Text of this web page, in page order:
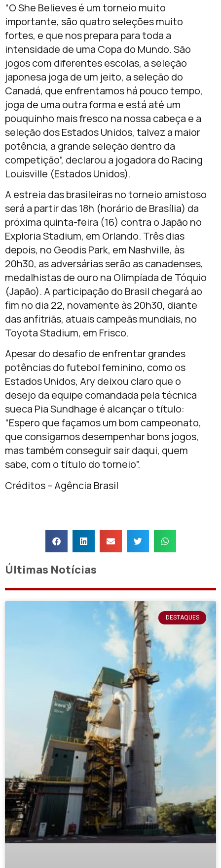
“O She Believes é um torneio muito
importante, são quatro seleções muito
fortes, e que nos prepara para toda a
intensidade de uma Copa do Mundo. São
jogos com diferentes escolas, a seleção
japonesa joga de um jeito, a seleção do
Canadá, que enfrentamos há pouco tempo,
joga de uma outra forma e está até um
pouquinho mais fresco na nossa cabeça e a
seleção dos Estados Unidos, talvez a maior
potência, a grande seleção dentro da
competição”, declarou a jogadora do Racing
Louisville (Estados Unidos).
A estreia das brasileiras no torneio amistoso
será a partir das 18h (horário de Brasília) da
próxima quinta-feira (16) contra o Japão no
Exploria Stadium, em Orlando. Três dias
depois, no Geodis Park, em Nashville, às
20h30, as adversárias serão as canadenses,
medalhistas de ouro na Olimpíada de Tóquio
(Japão). A participação do Brasil chegará ao
fim no dia 22, novamente às 20h30, diante
das anfitriãs, atuais campeãs mundiais, no
Toyota Stadium, em Frisco.
Apesar do desafio de enfrentar grandes
potências do futebol feminino, como os
Estados Unidos, Ary deixou claro que o
desejo da equipe comandada pela técnica
sueca Pia Sundhage é alcançar o título:
“Espero que façamos um bom campeonato,
que consigamos desempenhar bons jogos,
mas também conseguir sair daqui, quem
sabe, com o título do torneio”.
Créditos – Agência Brasil
Últimas Notícias
DESTAQUES